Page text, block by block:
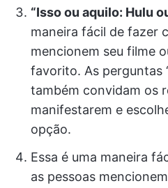
“Isso ou aquilo: Hulu
maneira fácil de fazer
mencionem seu filme
favorito. As perguntas
também convidam os
manifestarem e
opção.
Essa é uma maneira
as pessoas